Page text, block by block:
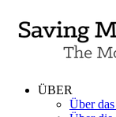
content
ÜBER
Über